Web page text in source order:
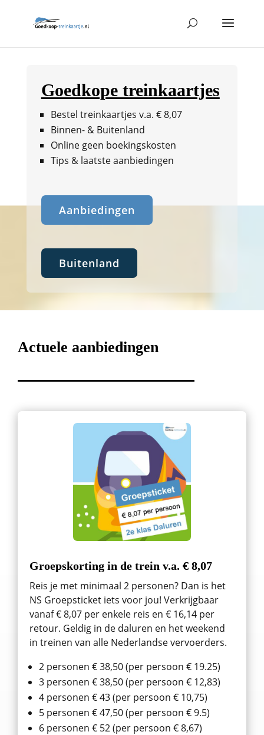
Goedkope treinkaartjes
Bestel treinkaartjes v.a. € 8,07
Binnen- & Buitenland
Online geen boekingskosten
Tips & laatste aanbiedingen
Aanbiedingen
Buitenland
Actuele aanbiedingen
Groepskorting in de trein v.a. € 8,07
Reis je met minimaal 2 personen? Dan is het
NS Groepsticket iets voor jou! Verkrijgbaar
vanaf € 8,07 per enkele reis en € 16,14 per
retour. Geldig in de daluren en het weekend
in treinen van alle Nederlandse vervoerders.
2 personen € 38,50 (per persoon € 19.25)
3 personen € 38,50 (per persoon € 12,83)
4 personen € 43 (per persoon € 10,75)
5 personen € 47,50 (per persoon € 9.5)
6 personen € 52 (per persoon € 8,67)